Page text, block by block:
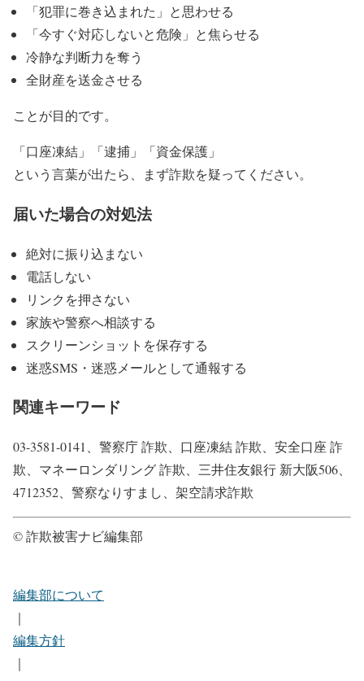
「犯罪に巻き込まれた」と思わせる
「今すぐ対応しないと危険」と焦らせる
冷静な判断力を奪う
全財産を送金させる
ことが目的です。
「口座凍結」「逮捕」「資金保護」
という言葉が出たら、まず詐欺を疑ってください。
届いた場合の対処法
絶対に振り込まない
電話しない
リンクを押さない
家族や警察へ相談する
スクリーンショットを保存する
迷惑SMS・迷惑メールとして通報する
関連キーワード
03-3581-0141、警察庁 詐欺、口座凍結 詐欺、安全口座 詐
欺、マネーロンダリング 詐欺、三井住友銀行 新大阪506、
4712352、警察なりすまし、架空請求詐欺
© 詐欺被害ナビ編集部
編集部について
｜
編集方針
｜